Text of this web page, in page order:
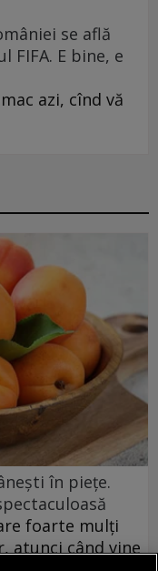
se află
FIFA. E bine, e
azi, cînd vă
în piețe.
foarte mulți
atunci când vine